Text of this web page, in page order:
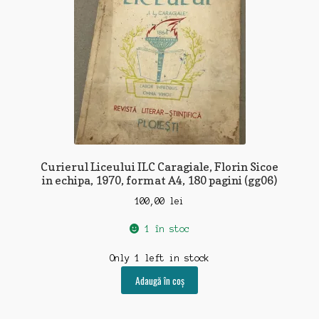
Curierul Liceului ILC Caragiale, Florin Sicoe
in echipa, 1970, format A4, 180 pagini (gg06)
100,00 lei
1 în stoc
Only 1 left in stock
Adaugă în coș